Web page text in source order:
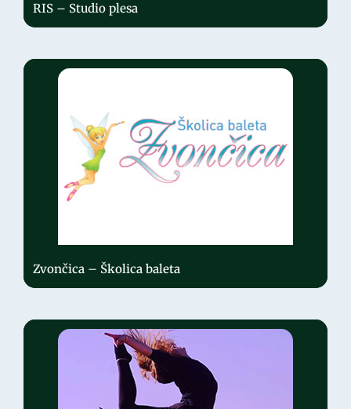
RIS – Studio plesa
Zvončica – Školica baleta